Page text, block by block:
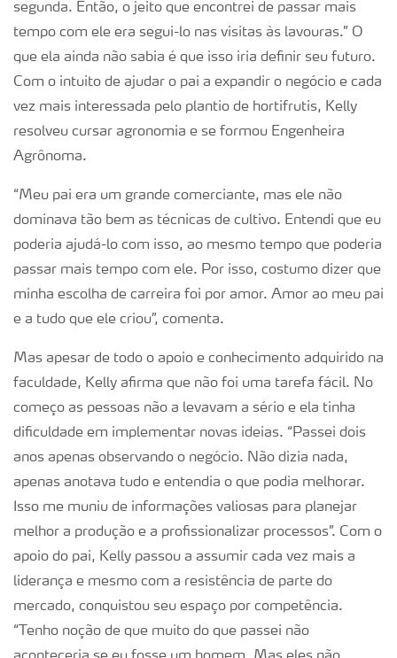
segunda. Então, o jeito que encontrei de passar mais
tempo com ele era segui-lo nas visitas às lavouras.” O
que ela ainda não sabia é que isso iria definir seu futuro.
Com o intuito de ajudar o pai a expandir o negócio e cada
vez mais interessada pelo plantio de hortifrutis, Kelly
resolveu cursar agronomia e se formou Engenheira
Agrônoma.
“Meu pai era um grande comerciante, mas ele não
dominava tão bem as técnicas de cultivo. Entendi que eu
poderia ajudá-lo com isso, ao mesmo tempo que poderia
passar mais tempo com ele. Por isso, costumo dizer que
minha escolha de carreira foi por amor. Amor ao meu pai
e a tudo que ele criou”, comenta.
Mas apesar de todo o apoio e conhecimento adquirido na
faculdade, Kelly afirma que não foi uma tarefa fácil. No
começo as pessoas não a levavam a sério e ela tinha
dificuldade em implementar novas ideias. “Passei dois
anos apenas observando o negócio. Não dizia nada,
apenas anotava tudo e entendia o que podia melhorar.
Isso me muniu de informações valiosas para planejar
melhor a produção e a profissionalizar processos”. Com o
apoio do pai, Kelly passou a assumir cada vez mais a
liderança e mesmo com a resistência de parte do
mercado, conquistou seu espaço por competência.
“Tenho noção de que muito do que passei não